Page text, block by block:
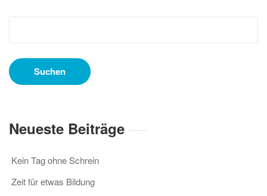
Neueste Beiträge
Kein Tag ohne Schrein
Zeit für etwas Bildung